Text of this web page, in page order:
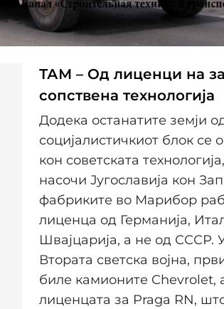
ТАМ – Од лиценци на
сопствена технологија
Додека останатите земји
социјалистичкиот блок се
кон советската
насочи Југославија кон
фабриките во Марибор
лиценца од Германија,
Швајцарија, а не од СССР.
Втората светска војна,
биле камионите Chevrolet,
лиценцата за Praga RN,